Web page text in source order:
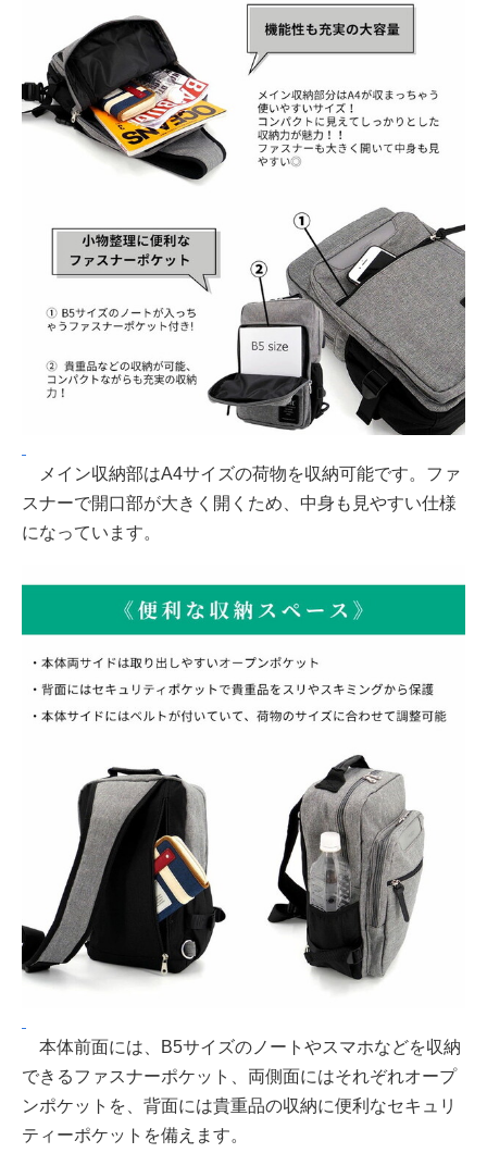
メイン収納部はA4サイズの荷物を収納可能です。ファ
スナーで開口部が大きく開くため、中身も見やすい仕様
になっています。
本体前面には、B5サイズのノートやスマホなどを収納
できるファスナーポケット、両側面にはそれぞれオープ
ンポケットを、背面には貴重品の収納に便利なセキュリ
ティーポケットを備えます。